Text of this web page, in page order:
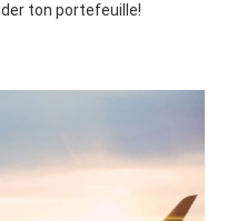
ton portefeuille!